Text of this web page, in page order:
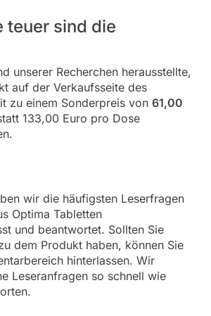
teuer sind die
unserer Recherchen herausstellte,
auf der Verkaufsseite des
zu einem Sonderpreis von 61,00
133,00 Euro pro Dose
wir die häufigsten Leserfragen
Optima Tabletten
und beantwortet. Sollten Sie
dem Produkt haben, können Sie
hinterlassen. Wir
Leseranfragen so schnell wie